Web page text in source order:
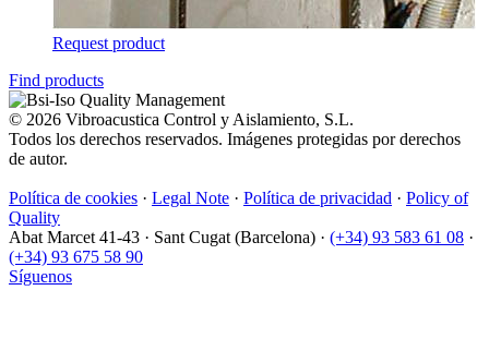
Request product
Find products
© 2026 Vibroacustica Control y Aislamiento, S.L.
Todos los derechos reservados. Imágenes protegidas por derechos
de autor.
Política de cookies · Legal Note · Política de privacidad · Policy of
Quality
Abat Marcet 41-43 · Sant Cugat (Barcelona) · (+34) 93 583 61 08 ·
(+34) 93 675 58 90
Síguenos